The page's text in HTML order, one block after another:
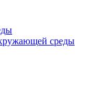
среды